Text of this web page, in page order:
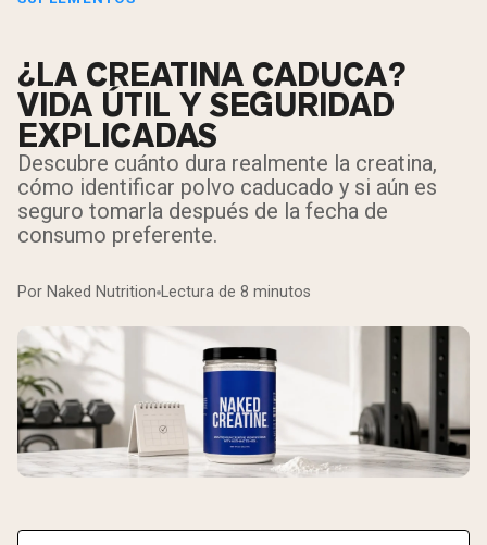
¿LA CREATINA CADUCA?
VIDA ÚTIL Y SEGURIDAD
EXPLICADAS
Descubre cuánto dura realmente la creatina,
cómo identificar polvo caducado y si aún es
seguro tomarla después de la fecha de
consumo preferente.
Por Naked Nutrition Lectura de 8 minutos